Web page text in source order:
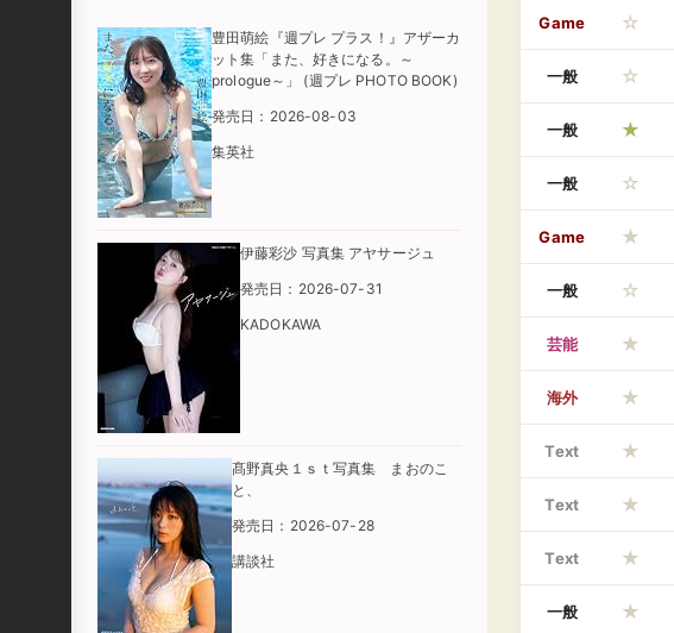
豊田萌絵『週プレ プラス！』アザーカ
ット集「また、好きになる。～
prologue～」 (週プレ PHOTO BOOK)
発売日：2026-08-03
集英社
伊藤彩沙 写真集 アヤサージュ
発売日：2026-07-31
KADOKAWA
髙野真央１ｓｔ写真集 まおのこ
と、
発売日：2026-07-28
講談社
Game ☆
一般 ☆
一般 ★
一般 ☆
Game ★
一般 ☆
芸能 ★
海外 ★
Text ★
Text ★
Text ★
一般 ★